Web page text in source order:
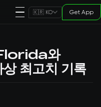
🇰🇷 KO Get App
와
최고치 기록